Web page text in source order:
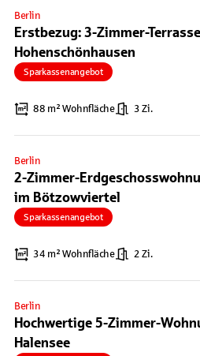
Berlin
Erstbezug: 3-Zimmer-
Hohenschönhausen
Sparkassenangebot
88 m² Wohnfläche 3 Zi.
Berlin
2-Zimmer-
im Bötzowviertel
Sparkassenangebot
34 m² Wohnfläche 2 Zi.
Berlin
Hochwertige 5-Zimmer-
Halensee